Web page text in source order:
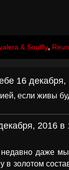
& Soulfly,
16
если живы
2016 в
даже
в золотом